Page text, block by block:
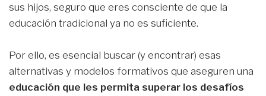
sus hijos, seguro que eres consciente de que la
educación tradicional ya no es suficiente.
Por ello, es esencial buscar (y encontrar) esas
alternativas y modelos formativos que aseguren una
educación que les permita superar los desafíos